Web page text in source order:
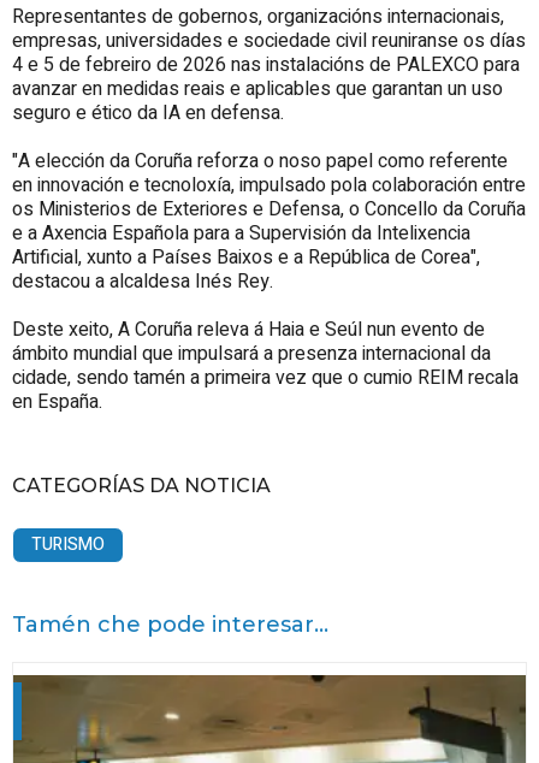
Representantes de gobernos, organizacións internacionais,
empresas, universidades e sociedade civil reuniranse os días
4 e 5 de febreiro de 2026 nas instalacións de PALEXCO para
avanzar en medidas reais e aplicables que garantan un uso
seguro e ético da IA en defensa.
"A elección da Coruña reforza o noso papel como referente
en innovación e tecnoloxía, impulsado pola colaboración entre
os Ministerios de Exteriores e Defensa, o Concello da Coruña
e a Axencia Española para a Supervisión da Intelixencia
Artificial, xunto a Países Baixos e a República de Corea",
destacou a alcaldesa Inés Rey.
Deste xeito, A Coruña releva á Haia e Seúl nun evento de
ámbito mundial que impulsará a presenza internacional da
cidade, sendo tamén a primeira vez que o cumio REIM recala
en España.
CATEGORÍAS DA NOTICIA
TURISMO
Tamén che pode interesar...